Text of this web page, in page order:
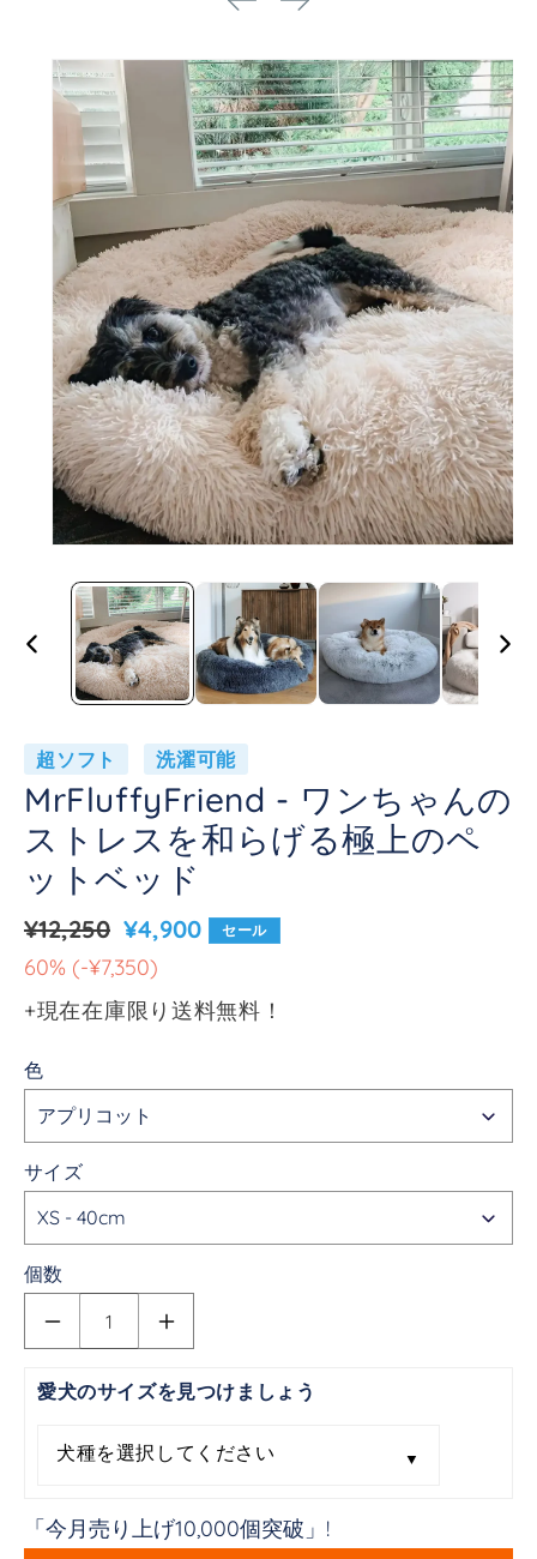
商品情
報にス
キップ
MrFluffyFriend - ワンちゃんの
ストレスを和らげる極上のペ
ットベッド
¥12,250 ¥4,900 セール
735000
60% (-¥7,350)
+現在在庫限り送料無料！
色
サイズ
個数
MrFluffyFriend
ワ
ち
の
MrFluffyFriend
ワ
ち
の
愛犬のサイズを見つけましょう
犬種を選択してください ▼
「今月売り上げ10,000個突破」!